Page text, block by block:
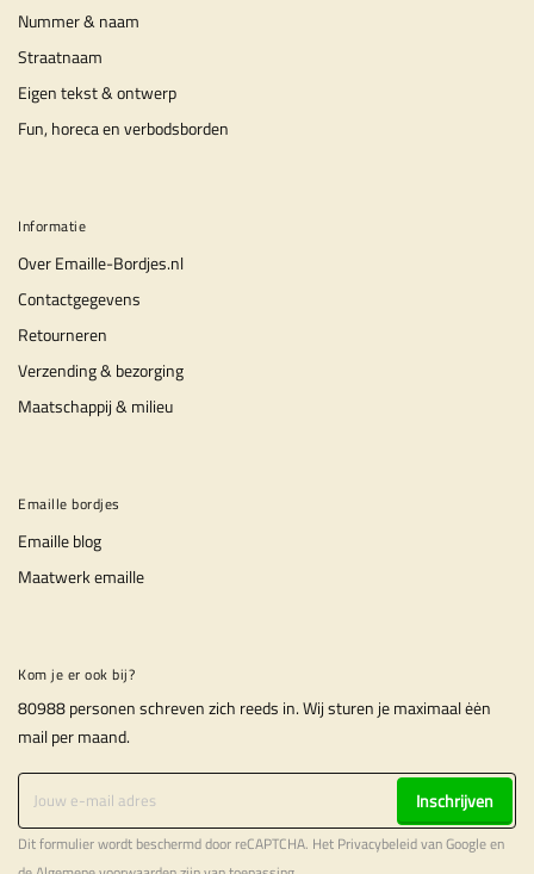
Nummer & naam
Straatnaam
Eigen tekst & ontwerp
Fun, horeca en verbodsborden
Informatie
Over Emaille-Bordjes.nl
Contactgegevens
Retourneren
Verzending & bezorging
Maatschappij & milieu
Emaille bordjes
Emaille blog
Maatwerk emaille
Kom je er ook bij?
80988 personen schreven zich reeds in. Wij sturen je maximaal ėėn
mail per maand.
Inschrijven
Dit formulier wordt beschermd door reCAPTCHA. Het Privacybeleidvan Google en